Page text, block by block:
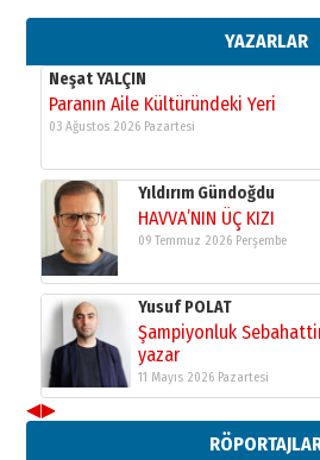
YAZARLAR
yazar
11 Mayıs 2026 Pazartesi
Neşat YALÇIN
Paranın Aile Kültüründeki Yeri
03 Ağustos 2026 Pazartesi
Yıldırım Gündoğdu
HAVVA’NIN ÜÇ KIZI
09 Temmuz 2026 Perşembe
Yusuf POLAT
Şampiyonluk
yazar
11 Mayıs 2026 Pazartesi
Neşat YALÇIN
Paranın Aile Kültüründeki Yeri
◀▶